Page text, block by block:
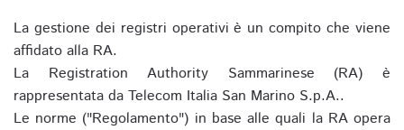
La gestione dei registri operativi è un compito che viene
affidato alla RA.
La Registration Authority Sammarinese (RA) è
rappresentata da Telecom Italia San Marino S.p.A..
Le norme ("Regolamento") in base alle quali la RA opera